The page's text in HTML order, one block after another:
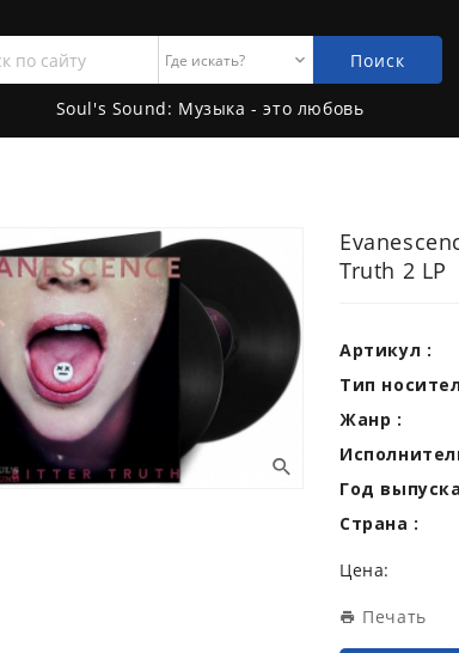
Поиск
Soul's Sound: Музыка - это любовь
Truth 2 LP
Артикул :
Тип
Жанр :
Год
Страна :
Цена:
Печать